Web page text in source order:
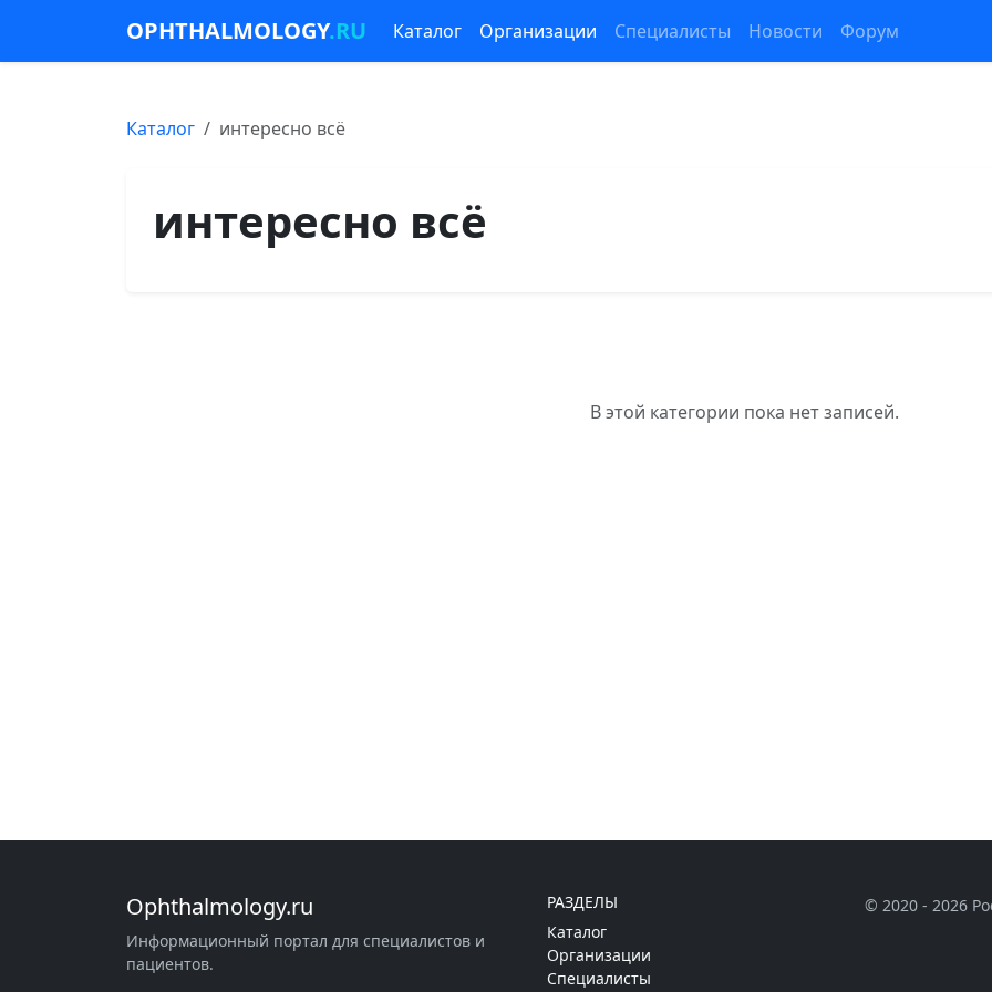
OPHTHALMOLOGY.RU Каталог Организации Специалисты Новости Форум
Каталог интересно всё
интересно всё
В этой категории пока нет записей.
Ophthalmology.ru
Информационный портал для специалистов и
пациентов.
РАЗДЕЛЫ
Каталог
Организации
Специалисты
© 2020 - 2026